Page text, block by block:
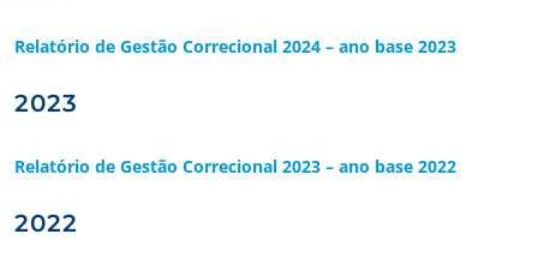
Relatório de Gestão Correcional 2024 – ano base 2023
2023
Relatório de Gestão Correcional 2023 – ano base 2022
2022